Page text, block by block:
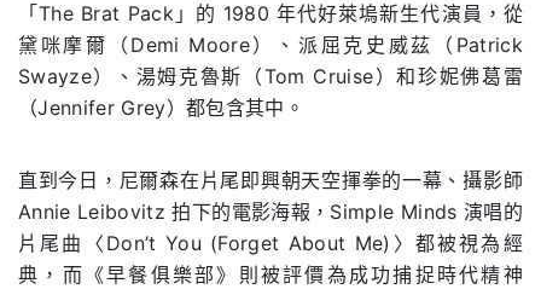
「The Brat Pack」的 1980 年代好萊塢新生代演員，從
黛咪摩爾（Demi Moore）、派屈克史威茲（Patrick
Swayze）、湯姆克魯斯（Tom Cruise）和珍妮佛葛雷
（Jennifer Grey）都包含其中。
直到今日，尼爾森在片尾即興朝天空揮拳的一幕、攝影師
Annie Leibovitz 拍下的電影海報，Simple Minds 演唱的
片尾曲〈Don’t You (Forget About Me)〉都被視為經
典，而《早餐俱樂部》則被評價為成功捕捉時代精神